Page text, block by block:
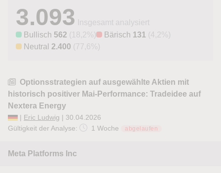
3.093
Insgesamt analysiert
Bullisch 562 (18,2%) Bärisch 131 (4,2%)
Neutral 2.400 (77,6%)
Optionsstrategien auf ausgewählte Aktien mit
historisch positiver Mai-Performance: Tradeidee auf
Nextera Energy
| Eric Ludwig | 30.04.2026
Gültigkeit der Analyse:
1 Woche abgelaufen
Meta Platforms Inc